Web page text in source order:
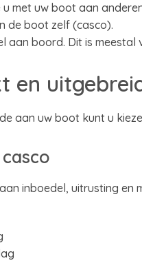
u met uw boot aan
de boot zelf (casco).
aan boord. Dit is
en
aan uw boot kunt u
inboedel, uitrusting en